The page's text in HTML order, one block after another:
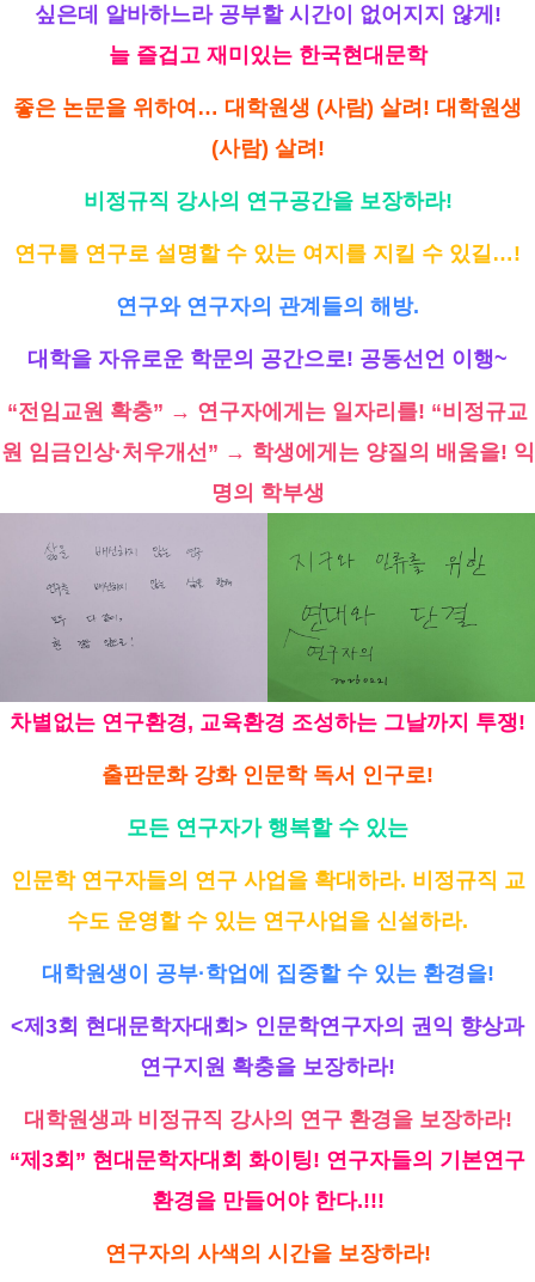
싶은데 알바하느라 공부할 시간이 없어지지 않게!
늘 즐겁고 재미있는 한국현대문학
좋은 논문을 위하여… 대학원생 (사람) 살려! 대학원생
(사람) 살려!
비정규직 강사의 연구공간을 보장하라!
연구를 연구로 설명할 수 있는 여지를 지킬 수 있길…!
연구와 연구자의 관계들의 해방.
대학을 자유로운 학문의 공간으로! 공동선언 이행~
“전임교원 확충” → 연구자에게는 일자리를! “비정규교
원 임금인상·처우개선” → 학생에게는 양질의 배움을! 익
명의 학부생
차별없는 연구환경, 교육환경 조성하는 그날까지 투쟁!
출판문화 강화 인문학 독서 인구로!
모든 연구자가 행복할 수 있는
인문학 연구자들의 연구 사업을 확대하라. 비정규직 교
수도 운영할 수 있는 연구사업을 신설하라.
대학원생이 공부·학업에 집중할 수 있는 환경을!
<제3회 현대문학자대회> 인문학연구자의 권익 향상과
연구지원 확충을 보장하라!
대학원생과 비정규직 강사의 연구 환경을 보장하라!
“제3회” 현대문학자대회 화이팅! 연구자들의 기본연구
환경을 만들어야 한다.!!!
연구자의 사색의 시간을 보장하라!